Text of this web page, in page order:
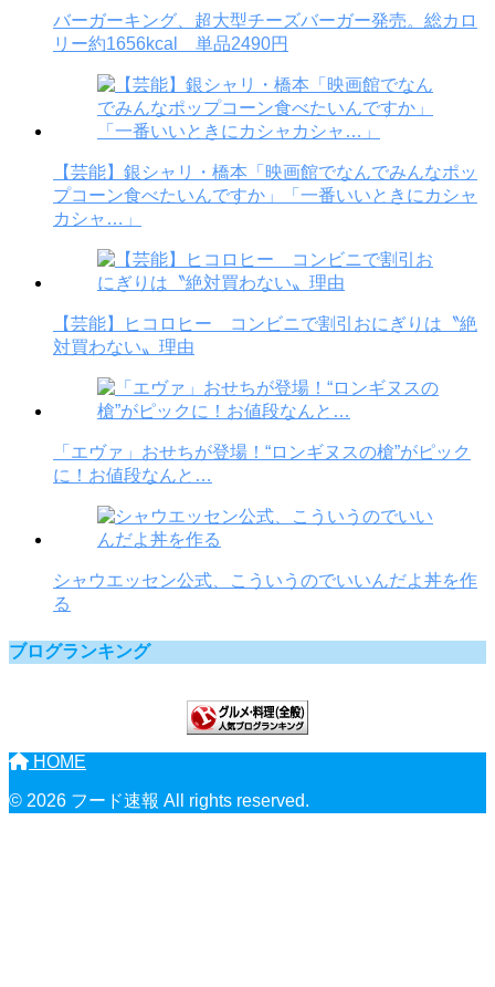
バーガーキング、超大型チーズバーガー発売。総カロ
リー約1656kcal 単品2490円
【芸能】銀シャリ・橋本「映画館でなんでみんなポッ
プコーン食べたいんですか」「一番いいときにカシャ
カシャ…」
【芸能】ヒコロヒー コンビニで割引おにぎりは〝絶
対買わない〟理由
「エヴァ」おせちが登場！“ロンギヌスの槍”がピック
に！お値段なんと…
シャウエッセン公式、こういうのでいいんだよ丼を作
る
ブログランキング
HOME
© 2026 フード速報 All rights reserved.